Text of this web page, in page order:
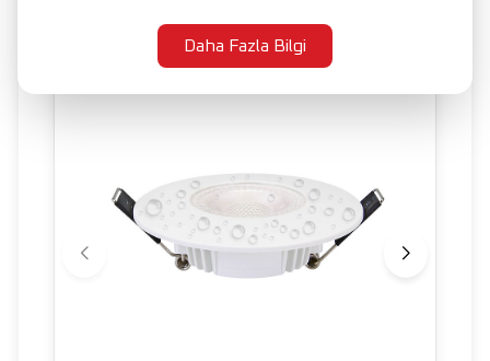
Daha Fazla Bilgi